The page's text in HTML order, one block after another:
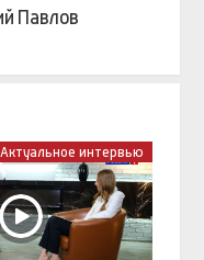
Павлов
Актуальное интервью